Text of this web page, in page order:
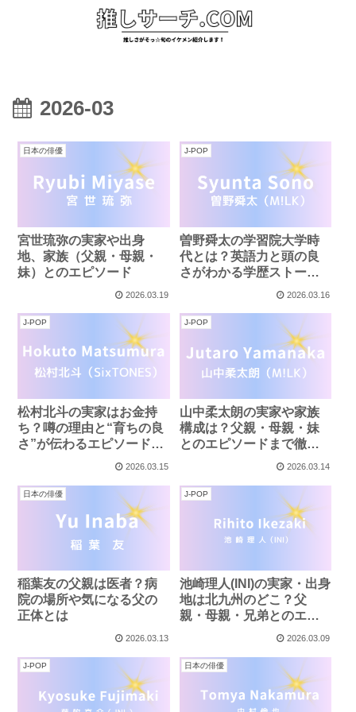
2026-03
日本の俳優
宮世琉弥の実家や出身
地、家族（父親・母親・
妹）とのエピソード
2026.03.19
J-POP
曽野舜太の学習院大学時
代とは？英語力と頭の良
さがわかる学歴ストーリ
2026.03.16
J-POP
松村北斗の実家はお金持
ち？噂の理由と“育ちの良
さ”が伝わるエピソードま
2026.03.15
J-POP
山中柔太朗の実家や家族
構成は？父親・母親・妹
とのエピソードまで徹底
2026.03.14
日本の俳優
稲葉友の父親は医者？病
院の場所や気になる父の
正体とは
2026.03.13
J-POP
池崎理人(INI)の実家・出身
地は北九州のどこ？父
親・母親・兄弟とのエピ
2026.03.09
J-POP 日本の俳優